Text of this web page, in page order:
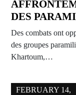
DES
Des combats ont
des groupes
Khartoum,…
FEBRUARY 14,